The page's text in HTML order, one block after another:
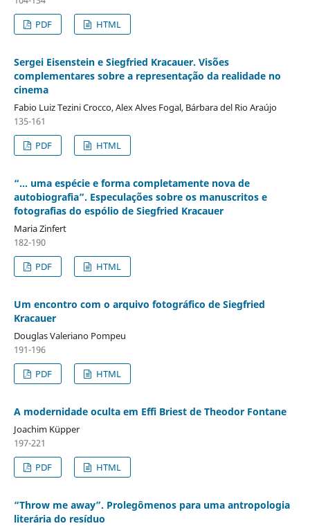
PDF
HTML
Sergei Eisenstein e Siegfried Kracauer. Visões
complementares sobre a representação da realidade no
cinema
Fabio Luiz Tezini Crocco, Alex Alves Fogal, Bárbara del Rio Araújo
135-161
PDF
HTML
“... uma espécie e forma completamente nova de
autobiografia”. Especulações sobre os manuscritos e
fotografias do espólio de Siegfried Kracauer
Maria Zinfert
182-190
PDF
HTML
Um encontro com o arquivo fotográfico de Siegfried
Kracauer
Douglas Valeriano Pompeu
191-196
PDF
HTML
A modernidade oculta em Effi Briest de Theodor Fontane
Joachim Küpper
197-221
PDF
HTML
“Throw me away”. Prolegômenos para uma antropologia
literária do resíduo